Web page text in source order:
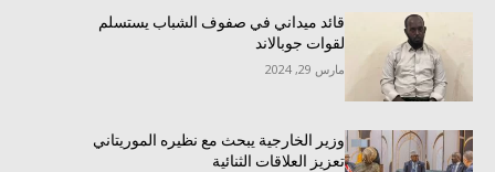
قائد ميداني في صفوف الشباب يستسلم
لقوات جوبالاند
مارس 29, 2024
وزير الخارجية يبحث مع نظيره الموريتاني
تعزيز العلاقات الثنائية